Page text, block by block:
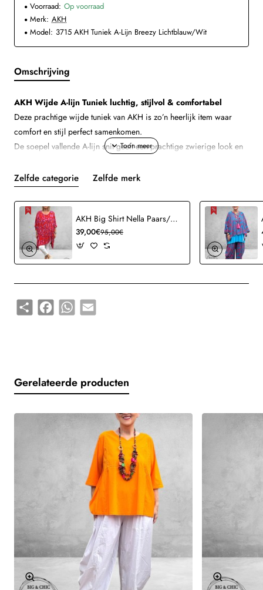
Voorraad: Op voorraad
Merk: AKH
Model: 3715 AKH Tuniek A-Lijn Breezy Lichtblauw/Wit
Omschrijving
AKH Wijde A-lijn Tuniek luchtig, stijlvol & comfortabel
Deze prachtige wijde tuniek van AKH is zo’n heerlijk item waar
comfort en stijl perfect samenkomen.
De soepel vallende A-lijn snit geeft een prachtige zwierige look en
De subtiele blauw-witte strepen zorgen voor een frisse, zomerse
uitstraling terwijl de sierbies op het voorpand een mooie verfijnde
touch geeft.
De extra wijde mouwen maken het geheel speels en comfortabel.
Details:
●
Oversized A-lijn model
●
Mooie zwierige pasvorm
Valt soepel en luchtig
●
50% polyester
Voelt en oogt als linnen, maar kreukt veel minder. Heerlijk
draagcomfort én onderhoudsvriendelijk.
Combineer met een witte ballonbroek, sneakers en lange ketting
voor die nonchalante “Big & Chic” uitstraling.
Let op dat elk materiaal z'n eigen eigenschappen heeft.
Volg daarom altijd de wasvoorschriften op het waslabel.
OPGELET DAMES!
Wij meten handmatig ieder kledingstuk, per maat op en vermelden
Zelfde categorie Zelfde merk
AKH Big Shirt Nella Paars/Rood
39,00€95,00€
Share FacebookWhatsApp
Email
Gerelateerde producten